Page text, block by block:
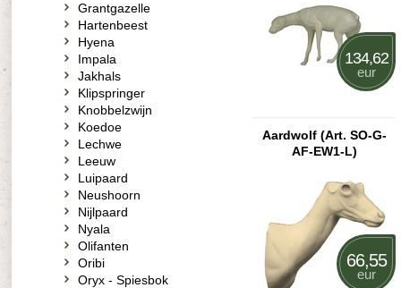
134,62
eur
Aardwolf (Art. SO-G-
AF-EW1-L)
66,55
eur
Grantgazelle
Hartenbeest
Hyena
Impala
Jakhals
Klipspringer
Knobbelzwijn
Koedoe
Lechwe
Leeuw
Luipaard
Neushoorn
Nijlpaard
Nyala
Olifanten
Oribi
Oryx - Spiesbok